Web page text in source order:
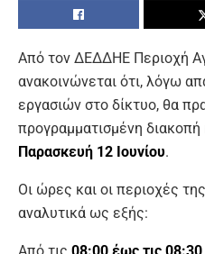
Από τον ΔΕΔΔΗΕ Περιοχή
ανακοινώνεται ότι, λόγω
εργασιών στο δίκτυο, θα
προγραμματισμένη
Παρασκευή 12 Ιουνίου.
Οι ώρες και οι περιοχές
αναλυτικά ως εξής: